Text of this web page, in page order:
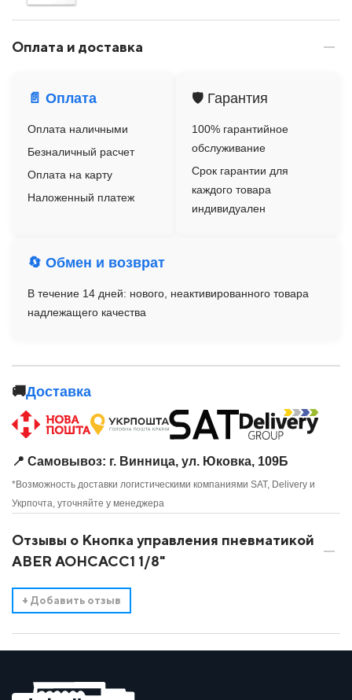
Оплата и доставка
📄 Оплата
Оплата наличными
Безналичный расчет
Оплата на карту
Наложенный платеж
🛡️ Гарантия
100% гарантийное
обслуживание
Срок гарантии для
каждого товара
индивидуален
🔄 Обмен и возврат
В течение 14 дней: нового, неактивированного товара
надлежащего качества
🚚Доставка
📍 Самовывоз: г. Винница, ул. Юковка, 109Б
*Возможность доставки логистическими компаниями SAT, Delivery и
Укрпочта, уточняйте у менеджера
Отзывы о Кнопка управления пневматикой
ABER AOHCACC1 1/8"
+ Добавить отзыв